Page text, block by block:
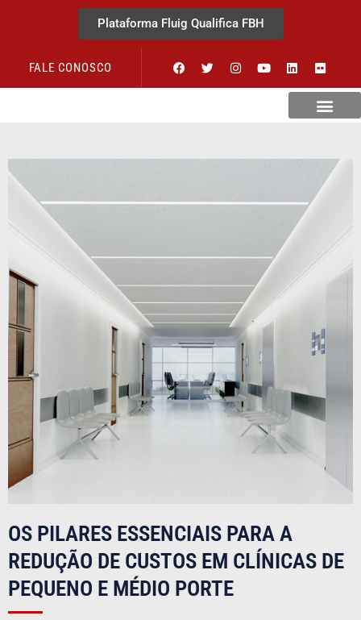
Plataforma Fluig Qualifica FBH
FALE CONOSCO
OS PILARES ESSENCIAIS PARA A
REDUÇÃO DE CUSTOS EM CLÍNICAS DE
PEQUENO E MÉDIO PORTE